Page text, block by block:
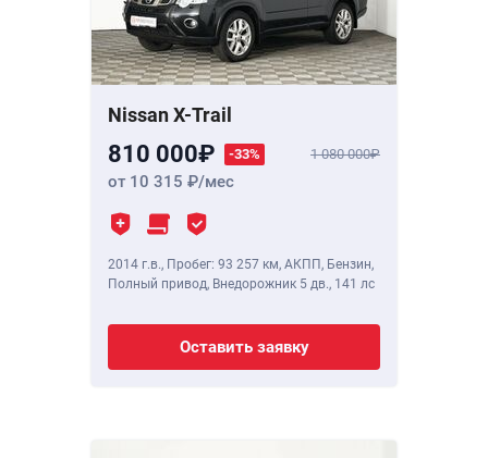
Nissan X-Trail
810 000 -33% 1 080 000
от 10 315 /мес
2014 г.в., Пробег: 93 257 км, АКПП, Бензин,
Полный привод, Внедорожник 5 дв., 141 лс
Оставить заявку